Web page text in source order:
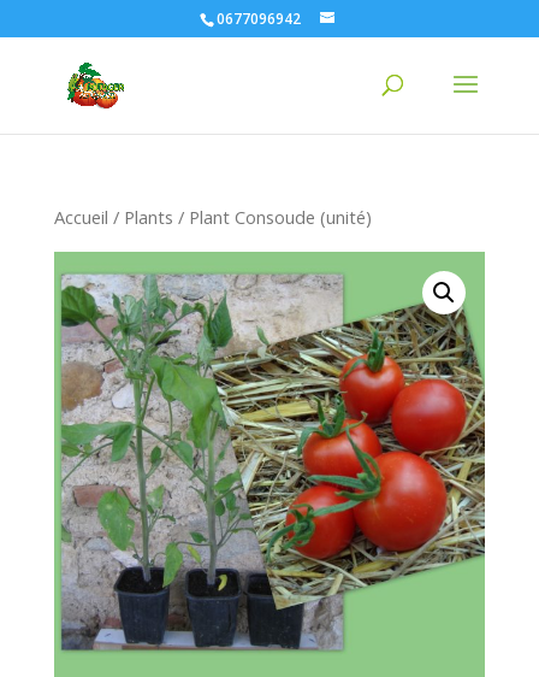
0677096942
Accueil / Plants / Plant Consoude (unité)